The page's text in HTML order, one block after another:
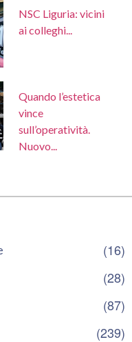
NSC Liguria: vicini
ai colleghi...
Quando l’estetica
vince
sull’operatività.
Nuovo...
(16)
(28)
(87)
(239)